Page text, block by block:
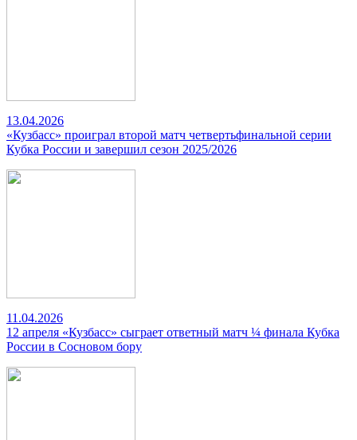
13.04.2026
«Кузбасс» проиграл второй матч четвертьфинальной серии
Кубка России и завершил сезон 2025/2026
11.04.2026
12 апреля «Кузбасс» сыграет ответный матч ¼ финала Кубка
России в Сосновом бору